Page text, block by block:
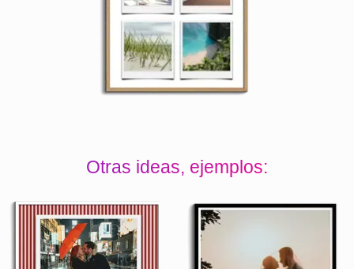
Otras ideas, ejemplos: